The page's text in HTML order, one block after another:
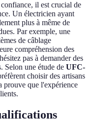
il est crucial de
Un électricien ayant
plus à même de
Par exemple, une
de câblage
compréhension des
pas à demander des
Selon une étude de UFC-
choisir des artisans
prouve que l'expérience